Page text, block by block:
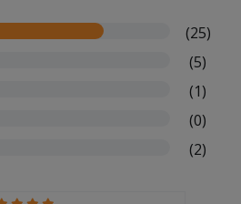
(25)
(5)
(1)
(0)
(2)